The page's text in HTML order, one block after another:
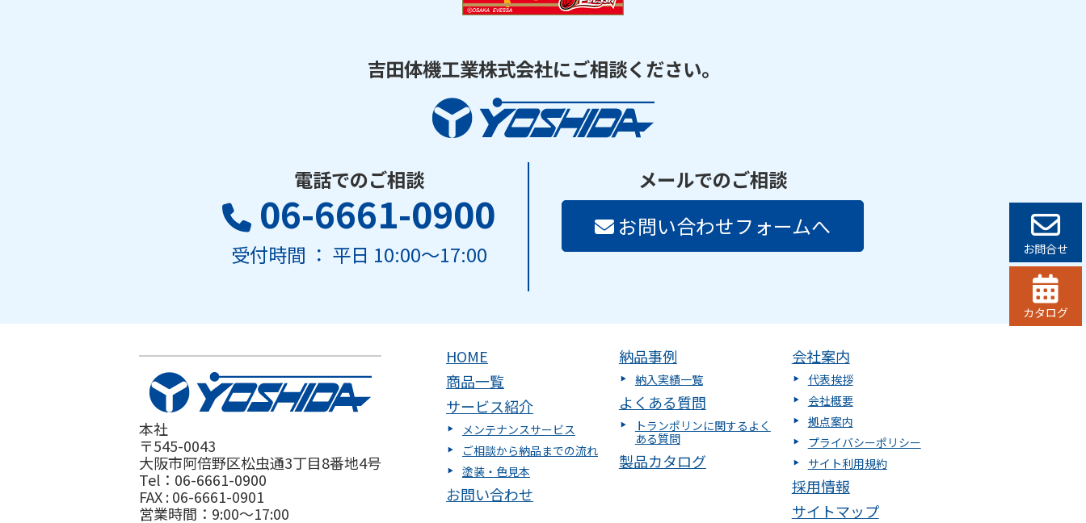
吉田体機工業株式会社にご相談ください。
電話でのご相談
06-6661-0900
受付時間 ： 平日 10:00～17:00
メールでのご相談
お問い合わせフォームへ
本社
〒545-0043
大阪市阿倍野区松虫通3丁目8番地4号
Tel：06-6661-0900
FAX : 06-6661-0901
営業時間：9:00～17:00
HOME
商品一覧
サービス紹介
メンテナンスサービス
ご相談から納品までの流れ
塗装・色見本
お問い合わせ
納品事例
納入実績一覧
よくある質問
トランポリンに関するよく
ある質問
製品カタログ
会社案内
代表挨拶
会社概要
拠点案内
プライバシーポリシー
サイト利用規約
採用情報
サイトマップ
お問合せ
カタログ